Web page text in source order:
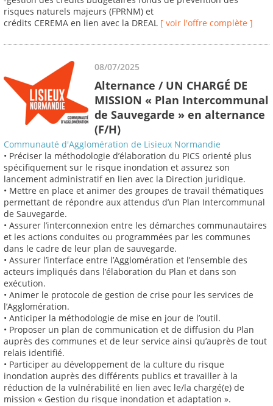
risques naturels majeurs (FPRNM) et
crédits CEREMA en lien avec la DREAL [ voir l'offre complète ]
08/07/2025
Alternance / UN CHARGÉ DE
MISSION « Plan Intercommunal
de Sauvegarde » en alternance
(F/H)
Communauté d'Agglomération de Lisieux Normandie
• Préciser la méthodologie d’élaboration du PICS orienté plus
spécifiquement sur le risque inondation et assurez son
lancement administratif en lien avec la Direction juridique.
• Mettre en place et animer des groupes de travail thématiques
permettant de répondre aux attendus d’un Plan Intercommunal
de Sauvegarde.
• Assurer l’interconnexion entre les démarches communautaires
et les actions conduites ou programmées par les communes
dans le cadre de leur plan de sauvegarde.
• Assurer l’interface entre l’Agglomération et l’ensemble des
acteurs impliqués dans l’élaboration du Plan et dans son
exécution.
• Animer le protocole de gestion de crise pour les services de
l’Agglomération.
• Anticiper la méthodologie de mise en jour de l’outil.
• Proposer un plan de communication et de diffusion du Plan
auprès des communes et de leur service ainsi qu’auprès de tout
relais identifié.
• Participer au développement de la culture du risque
inondation auprès des différents publics et travailler à la
réduction de la vulnérabilité en lien avec le/la chargé(e) de
mission « Gestion du risque inondation et adaptation ».